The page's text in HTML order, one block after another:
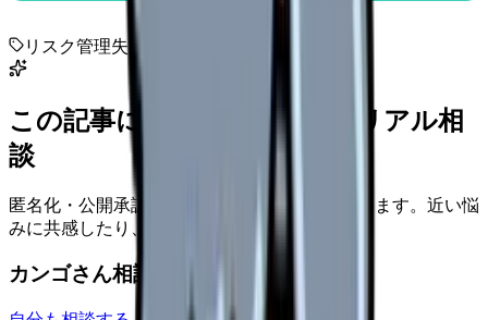
リスク管理失業保険
この記事に近い看護師さんのリアル相
談
匿名化・公開承認済みの本音だけを表示しています。近い悩
みに共感したり、自分の状況を投稿できます。
カンゴさん相談室から共有された相談